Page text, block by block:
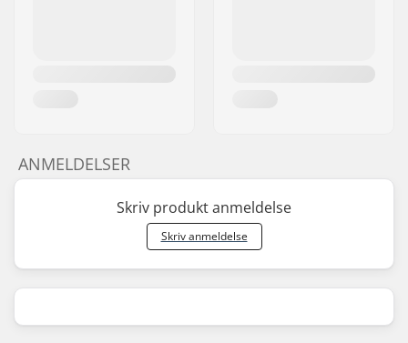
ANMELDELSER
Skriv produkt anmeldelse
Skriv anmeldelse